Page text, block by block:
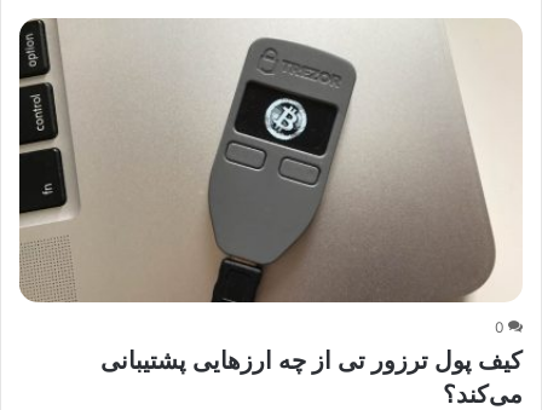
0
کیف پول ترزور تی از چه ارزهایی پشتیبانی
می‌کند؟